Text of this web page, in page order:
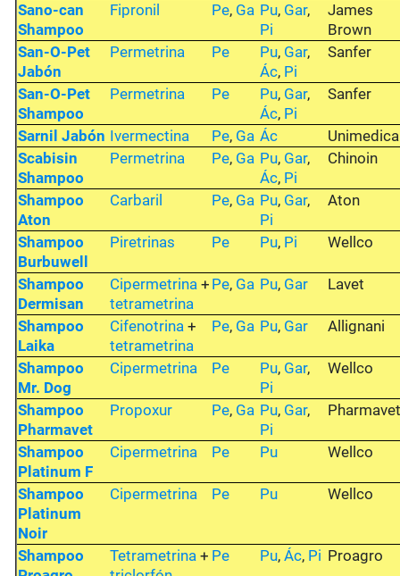
Sano-can
Shampoo
Fipronil Pe, Ga Pu, Gar,
Pi
James
Brown
San-O-Pet
Jabón
Permetrina Pe Pu, Gar,
Ác, Pi
Sanfer
San-O-Pet
Shampoo
Permetrina Pe Pu, Gar,
Ác, Pi
Sanfer
Sarnil Jabón Ivermectina Pe, Ga Ác
Scabisin
Shampoo
Permetrina Pe, Ga Pu, Gar,
Ác, Pi
Chinoin
Shampoo
Aton
Carbaril Pe, Ga Pu, Gar,
Pi
Aton
Shampoo
Burbuwell
Piretrinas Pe Pu, Pi Wellco
Shampoo
Dermisan
Cipermetrina +
tetrametrina
Pe, Ga Pu, Gar Lavet
Shampoo
Laika
Cifenotrina +
tetrametrina
Pe, Ga Pu, Gar Allignani
Shampoo
Mr. Dog
Cipermetrina Pe Pu, Gar,
Pi
Wellco
Shampoo
Pharmavet
Propoxur Pe, Ga Pu, Gar,
Pi
Shampoo
Platinum F
Cipermetrina Pe Pu Wellco
Shampoo
Platinum
Noir
Cipermetrina Pe Pu Wellco
Shampoo
Tetrametrina + Pe Pu,Ác, Pi Proagro